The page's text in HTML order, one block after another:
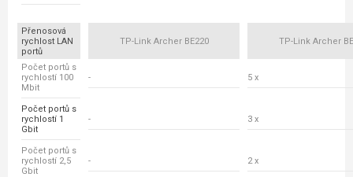
Přenosová
rychlost LAN
portů
TP-Link Archer BE220 TP-Link Archer
Počet portů s
rychlostí 100
Mbit
- 5 x
Počet portů s
rychlostí 1
Gbit
- 3 x
Počet portů s
rychlostí 2,5
Gbit
- 2 x